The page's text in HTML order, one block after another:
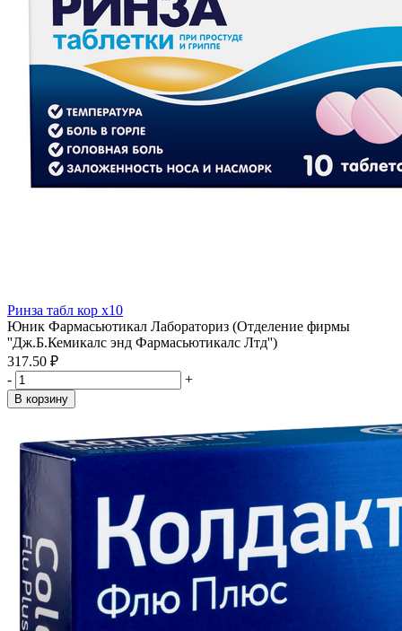
Ринза табл кор x10
Юник Фармасьютикал Лабораториз (Отделение фирмы
''Дж.Б.Кемикалс энд Фармасьютикалс Лтд'')
317.50 ₽
-
+
В корзину